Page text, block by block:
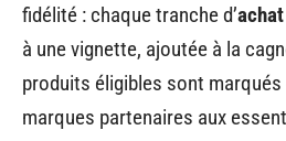
fidélité : chaque tranche d’achat
à une vignette, ajoutée à la
produits éligibles sont marqués
marques partenaires aux